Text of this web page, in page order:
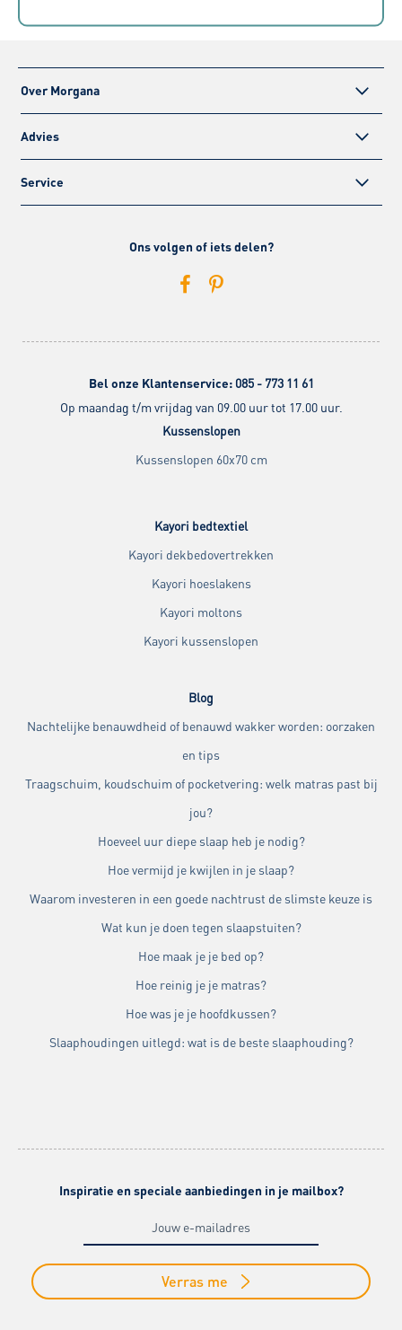
Over Morgana
Advies
Service
Ons volgen of iets delen?
Bel onze Klantenservice: 085 - 773 11 61
Op maandag t/m vrijdag van 09.00 uur tot 17.00 uur.
Kussenslopen
Kussenslopen 60x70 cm
Kayori bedtextiel
Kayori dekbedovertrekken
Kayori hoeslakens
Kayori moltons
Kayori kussenslopen
Blog
Nachtelijke benauwdheid of benauwd wakker worden: oorzaken
en tips
Traagschuim, koudschuim of pocketvering: welk matras past bij
jou?
Hoeveel uur diepe slaap heb je nodig?
Hoe vermijd je kwijlen in je slaap?
Waarom investeren in een goede nachtrust de slimste keuze is
Wat kun je doen tegen slaapstuiten?
Hoe maak je je bed op?
Hoe reinig je je matras?
Hoe was je je hoofdkussen?
Slaaphoudingen uitlegd: wat is de beste slaaphouding?
Inspiratie en speciale aanbiedingen in je mailbox?
Verras me